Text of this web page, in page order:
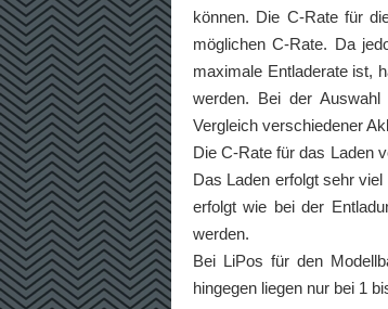
können. Die C-Rate für
möglichen C-Rate. Da
maximale Entladerate ist,
werden. Bei der
Vergleich verschiedener
Die C-Rate für das Laden
Das Laden erfolgt sehr
erfolgt wie bei der
werden.
Bei LiPos für den
hingegen liegen nur bei 1